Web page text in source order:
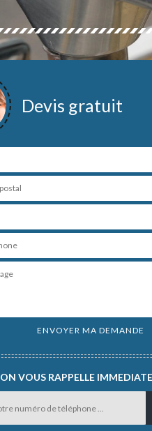
Devis gratuit
ON VOUS RAPPELLE